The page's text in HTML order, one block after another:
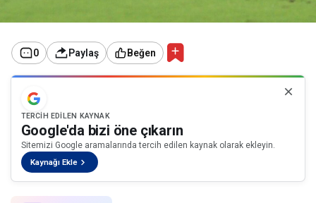
0 Paylaş Beğen
TERCIH EDILEN KAYNAK
Google'da bizi öne çıkarın
Sitemizi Google aramalarında tercih edilen kaynak olarak ekleyin.
Kaynağı Ekle